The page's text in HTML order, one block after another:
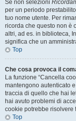
Se non selezioni
per un periodo
tuo nome utente. Per
ricorda che questo non è
altri, ad es. in biblioteca,
significa che un
Top
Che cosa provoca il
La funzione “Cancella
mantengono autenticato
traccia di quello che hai
hai avuto problemi di
cookie potrebbe risolvere
Top